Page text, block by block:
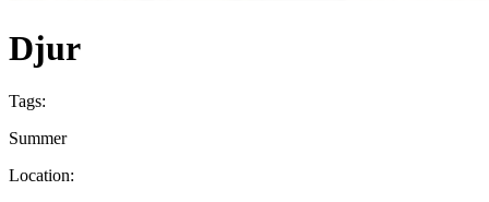
Djur
Tags:
Summer
Location: